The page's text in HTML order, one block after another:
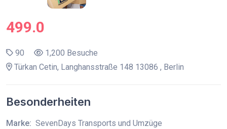
499.0
90
1,200 Besuche
Türkan Cetin, Langhansstraße 148 13086 , Berlin
Besonderheiten
Marke: SevenDays Transports und Umzüge